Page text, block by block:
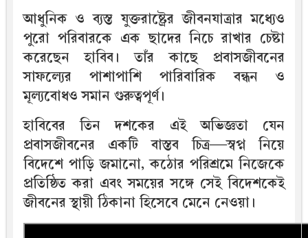
আধুনিক ও ব্যস্ত যুক্তরাষ্ট্রের জীবনযাত্রার মধ্যেও
পুরো পরিবারকে এক ছাদের নিচে রাখার চেষ্টা
করেছেন হাবিব। তাঁর কাছে প্রবাসজীবনের
সাফল্যের পাশাপাশি পারিবারিক বন্ধন ও
মূল্যবোধও সমান গুরুত্বপূর্ণ।
হাবিবের তিন দশকের এই অভিজ্ঞতা যেন
প্রবাসজীবনের একটি বাস্তব চিত্র—স্বপ্ন নিয়ে
বিদেশে পাড়ি জমানো, কঠোর পরিশ্রমে নিজেকে
প্রতিষ্ঠিত করা এবং সময়ের সঙ্গে সেই বিদেশকেই
জীবনের স্থায়ী ঠিকানা হিসেবে মেনে নেওয়া।